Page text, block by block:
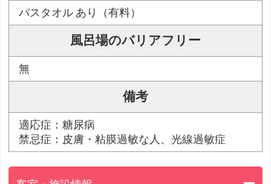
バスタオル あり（有料）
風呂場のバリアフリー
無
備考
適応症：糖尿病
禁忌症：皮膚・粘膜過敏な人、光線過敏症